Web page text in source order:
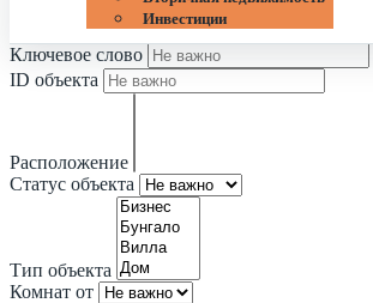
Инвестиции
Ключевое слово
ID объекта
Расположение
Статус объекта
Тип объекта
Комнат от